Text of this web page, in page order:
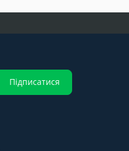
Підписатися